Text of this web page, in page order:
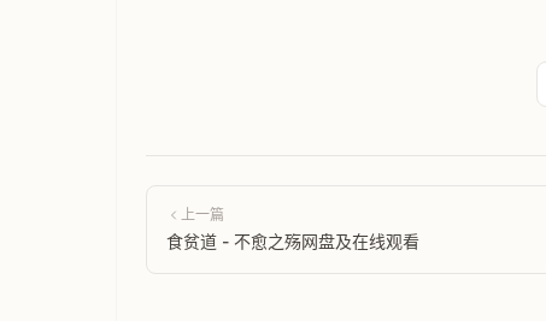
上一篇
食贫道 - 不愈之殇网盘及在线观看